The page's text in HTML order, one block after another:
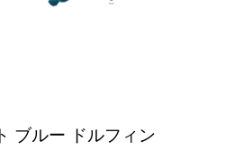
ブルー ドルフィン